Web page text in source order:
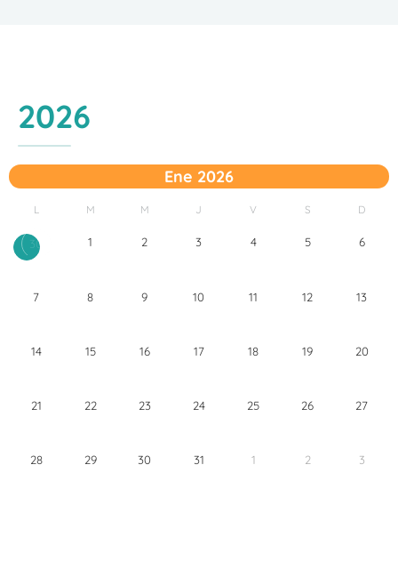
2026
Ene 2026
L M M J V S D
30 1 2 3 4 5 6
7 8 9 10 11 12 13
14 15 16 17 18 19 20
21 22 23 24 25 26 27
28 29 30 31 1 2 3